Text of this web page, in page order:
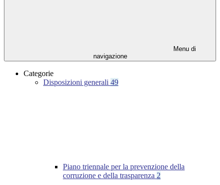
Menu di
navigazione
Categorie
Disposizioni generali 49
Piano triennale per la prevenzione della
corruzione e della trasparenza 2